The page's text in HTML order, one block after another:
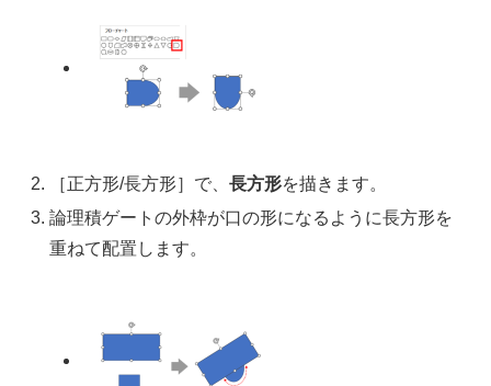
［正方形/長方形］で、長方形を描きます。
論理積ゲートの外枠が口の形になるように長方形を
重ねて配置します。